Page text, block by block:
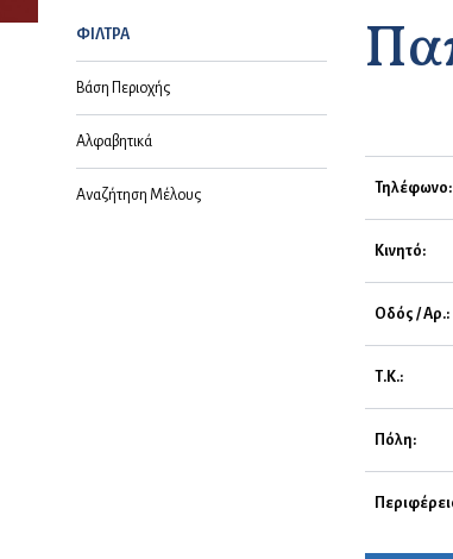
ΦΙΛΤΡΑ
Βάση Περιοχής
Αλφαβητικά
Αναζήτηση Μέλους Τηλέφωνο:
Κινητό:
Οδός / Αρ.:
Τ.Κ.:
Πόλη: